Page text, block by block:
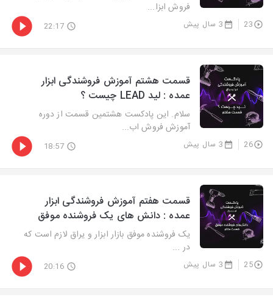
فروش ابزا...
23 3 سال پیش 22:17
قسمت هشتم آموزش فروشندگی ابزار
عمده : لید LEAD چیست ؟
سلام. این پادکست هشتمین قسمت از دوره
آموزش فروش اب...
26 3 سال پیش 18:57
قسمت هفتم آموزش فروشندگی ابزار
عمده : دانش های یک فروشنده موفق
یک فروشنده موفق بازار ابزار و یراق لازم است که
در ...
25 3 سال پیش 20:16